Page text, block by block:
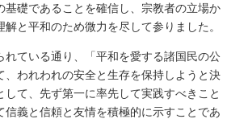
基礎であることを確信し、宗教者の立場か
解と平和のため微力を尽して参りました。
れている通り、「平和を愛する諸国民の公
、われわれの安全と生存を保持しようと決
して、先ず第一に率先して実践すべきこと
信義と信頼と友情を積極的に示すことであ